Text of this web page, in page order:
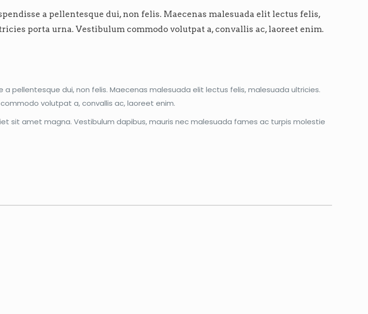
a pellentesque dui, non felis. Maecenas malesuada elit lectus felis,
porta urna. Vestibulum commodo volutpat a, convallis ac, laoreet enim.
pellentesque dui, non felis. Maecenas malesuada elit lectus felis, malesuada ultricies.
volutpat a, convallis ac, laoreet enim.
sit amet magna. Vestibulum dapibus, mauris nec malesuada fames ac turpis molestie